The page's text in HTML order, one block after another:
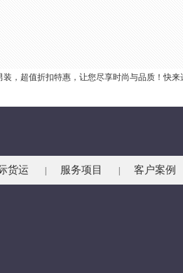
，超值折扣特惠，让您尽享时尚与品质！快来
货运 服务项目 客户案例